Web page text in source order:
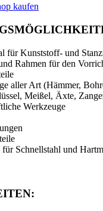
kaufen
für Kunststoff- und
Rahmen für den
aller Art (Hämmer,
Meißel, Äxte,
Werkzeuge
für Schnellstahl und